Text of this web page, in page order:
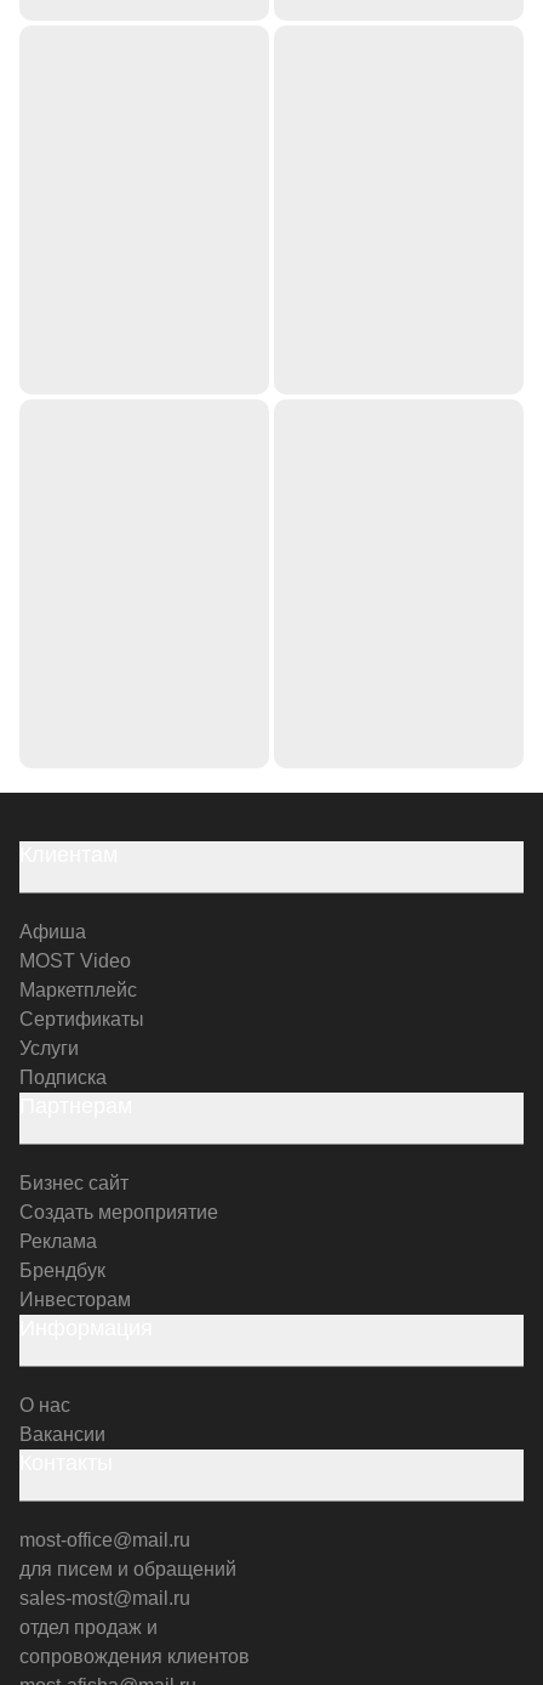
Афиша
MOST Video
Маркетплейс
Сертификаты
Услуги
Подписка
Бизнес сайт
Создать мероприятие
Реклама
Брендбук
Инвесторам
О нас
Вакансии
most-office@mail.ru
для писем и обращений
sales-most@mail.ru
отдел продаж и
сопровождения клиентов